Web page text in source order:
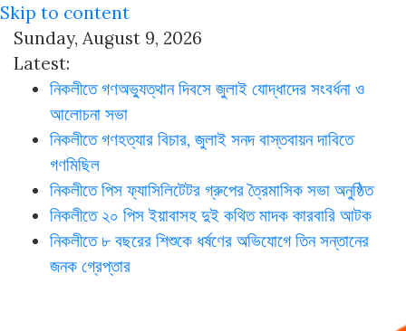
Skip to content
Sunday, August 9, 2026
Latest:
নিকলীতে গণঅভ্যুত্থান দিবসে জুলাই যোদ্ধাদের সংবর্ধনা ও
আলোচনা সভা
নিকলীতে গণহত্যার বিচার, জুলাই সনদ বাস্তবায়ন দাবিতে
গণমিছিল
নিকলীতে পিস ফ্যাসিলিটেটর গ্রুপের ত্রৈমাসিক সভা অনুষ্ঠিত
নিকলীতে ২০ পিস ইয়াবাসহ দুই কথিত মাদক কারবারি আটক
নিকলীতে ৮ বছরের শিশুকে ধর্ষণের অভিযোগে তিন সন্তানের
জনক গ্রেপ্তার